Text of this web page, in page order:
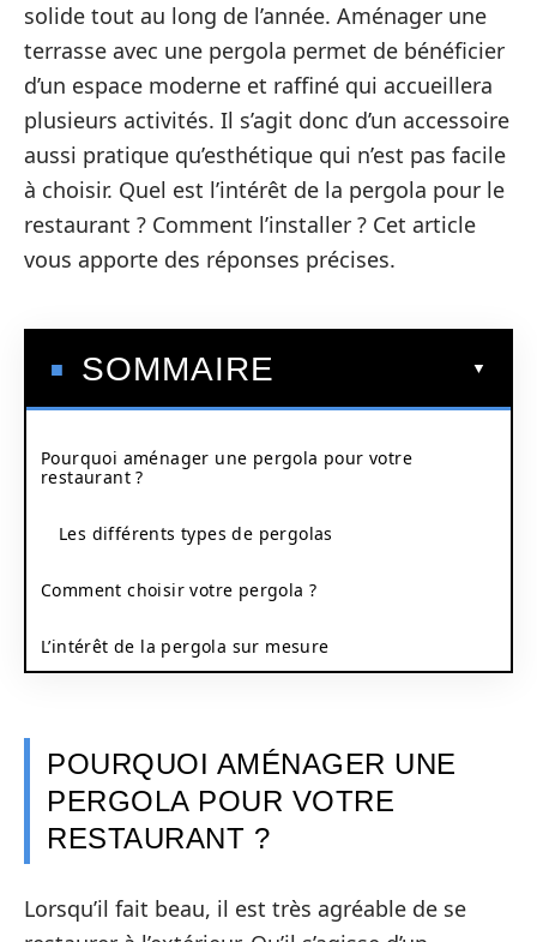
solide tout au long de l’année. Aménager une
terrasse avec une pergola permet de bénéficier
d’un espace moderne et raffiné qui accueillera
plusieurs activités. Il s’agit donc d’un accessoire
aussi pratique qu’esthétique qui n’est pas facile
à choisir. Quel est l’intérêt de la pergola pour le
restaurant ? Comment l’installer ? Cet article
vous apporte des réponses précises.
SOMMAIRE
Pourquoi aménager une pergola pour votre
restaurant ?
Les différents types de pergolas
Comment choisir votre pergola ?
L’intérêt de la pergola sur mesure
POURQUOI AMÉNAGER UNE
PERGOLA POUR VOTRE
RESTAURANT ?
Lorsqu’il fait beau, il est très agréable de se